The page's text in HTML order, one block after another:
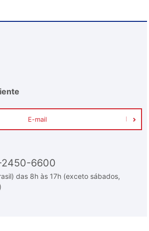
E-mail
2450-6600
das 8h às 17h (exceto sábados,